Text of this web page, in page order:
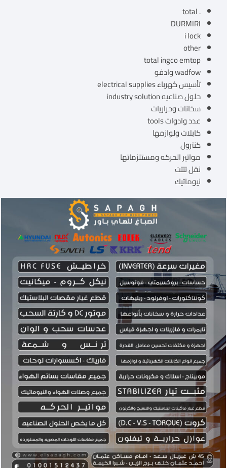
. total
DURMIRI
i lock
other
total ingco emtop
wadfow وادفو
تأسيس كهرباء electrical supplies
حلول صناعيه industry solution
سخانات وحراريات
عدد وادوات tools
كابلات ولوازمها
كنترول
مواتير الحركه ومستلزماتها
نقل تتتت
نيوماتيك